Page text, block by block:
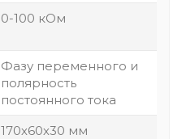
0-100 кОм
Фазу переменного и
полярность
постоянного тока
170х60х30 мм